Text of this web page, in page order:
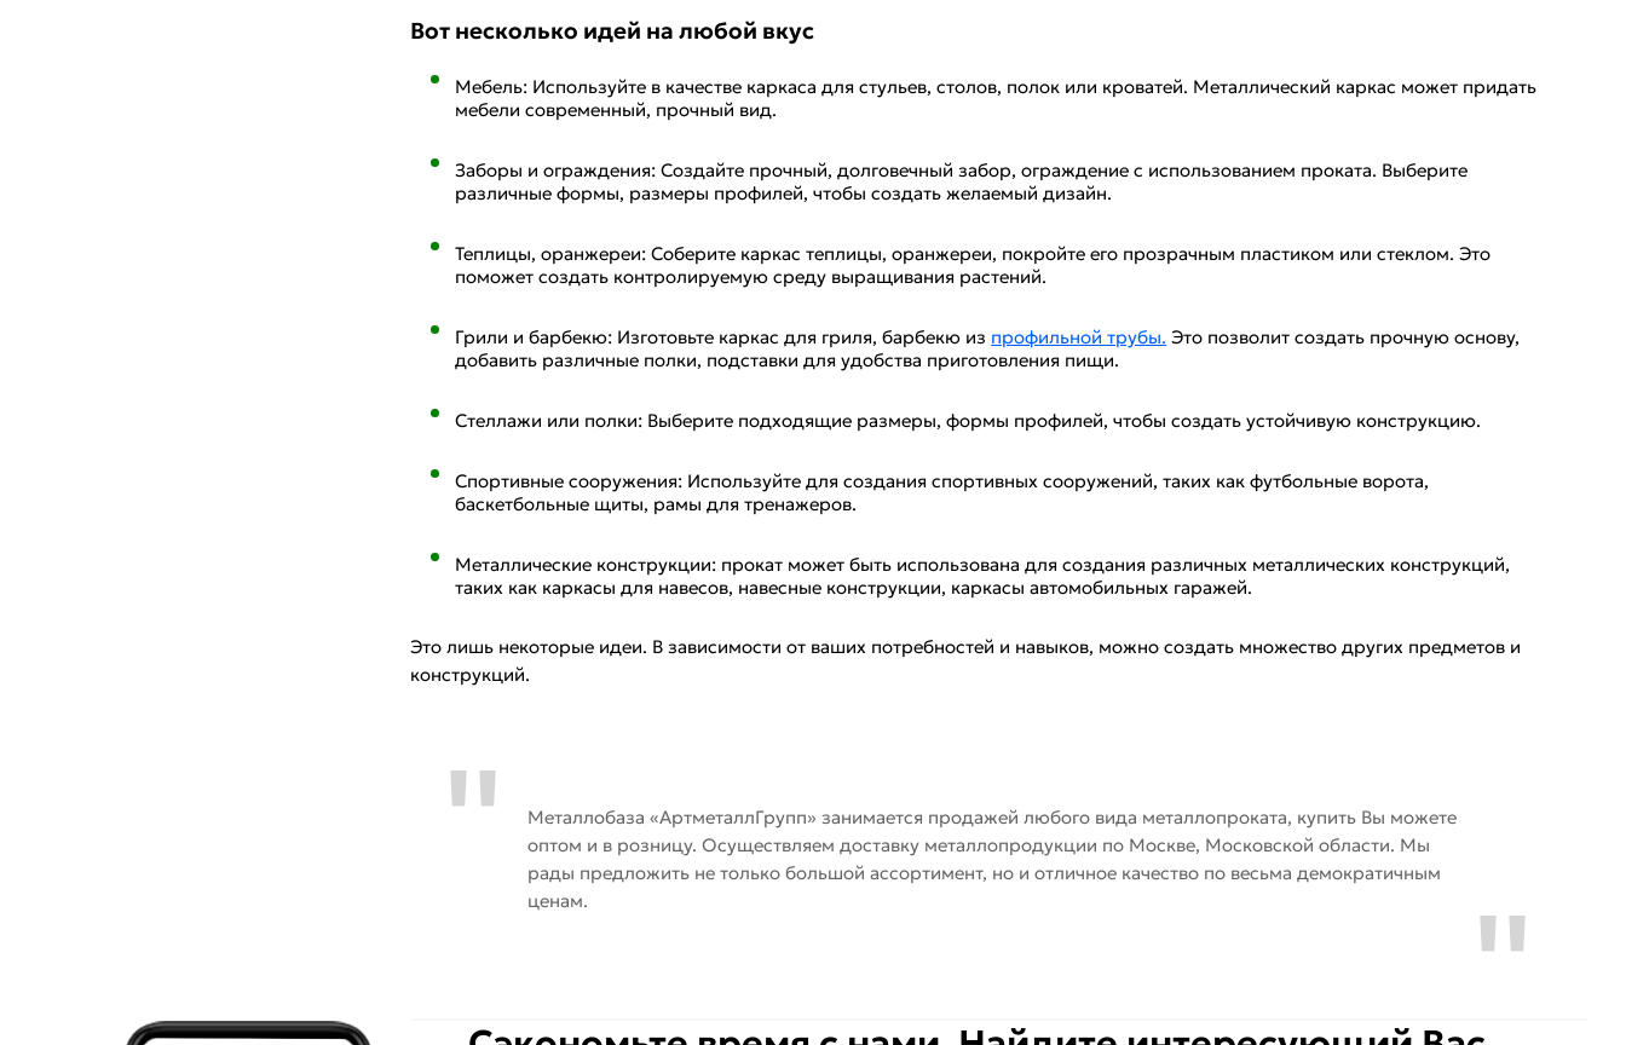
Вот несколько идей на любой вкус
Мебель: Используйте в качестве каркаса для стульев, столов, полок или кроватей. Металлический каркас может придать
мебели современный, прочный вид.
Заборы и ограждения: Создайте прочный, долговечный забор, ограждение с использованием проката. Выберите
различные формы, размеры профилей, чтобы создать желаемый дизайн.
Теплицы, оранжереи: Соберите каркас теплицы, оранжереи, покройте его прозрачным пластиком или стеклом. Это
поможет создать контролируемую среду выращивания растений.
Грили и барбекю: Изготовьте каркас для гриля, барбекю из профильной трубы. Это позволит создать прочную основу,
добавить различные полки, подставки для удобства приготовления пищи.
Стеллажи или полки: Выберите подходящие размеры, формы профилей, чтобы создать устойчивую конструкцию.
Спортивные сооружения: Используйте для создания спортивных сооружений, таких как футбольные ворота,
баскетбольные щиты, рамы для тренажеров.
Металлические конструкции: прокат может быть использована для создания различных металлических конструкций,
таких как каркасы для навесов, навесные конструкции, каркасы автомобильных гаражей.
Это лишь некоторые идеи. В зависимости от ваших потребностей и навыков, можно создать множество других предметов и
конструкций.
Металлобаза «АртметаллГрупп» занимается продажей любого вида металлопроката, купить Вы можете
оптом и в розницу. Осуществляем доставку металлопродукции по Москве, Московской области. Мы
рады предложить не только большой ассортимент, но и отличное качество по весьма демократичным
ценам.